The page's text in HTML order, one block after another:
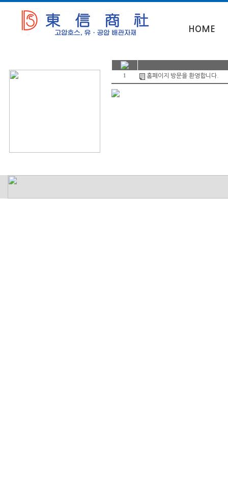
HOME
1 홈페이지 방문을 환영합니다.